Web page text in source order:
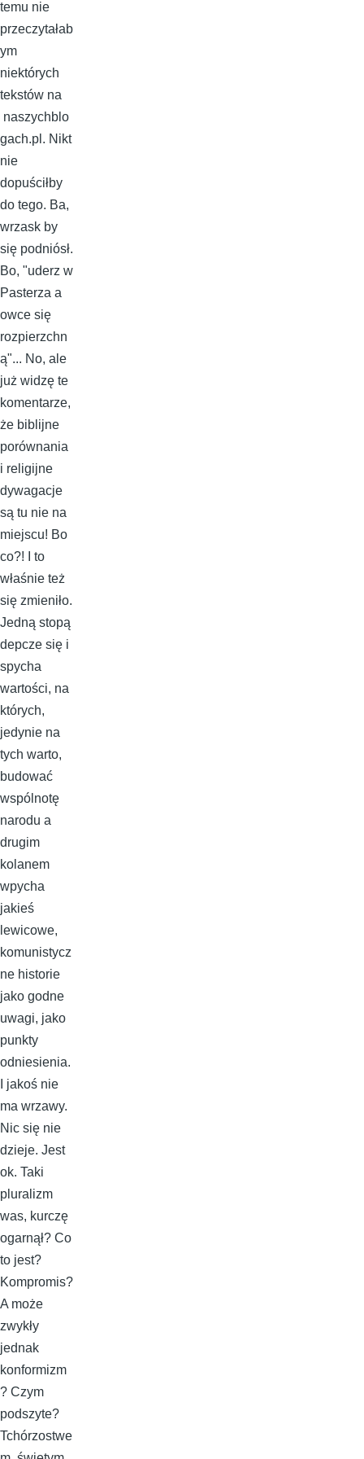
temu nie
przeczytałab
ym
niektórych
tekstów na
naszychblo
gach.pl. Nikt
nie
dopuściłby
do tego. Ba,
wrzask by
się podniósł.
Bo, "uderz w
Pasterza a
owce się
rozpierzchn
ą"... No, ale
już widzę te
komentarze,
że biblijne
porównania
i religijne
dywagacje
są tu nie na
miejscu! Bo
co?! I to
właśnie też
się zmieniło.
Jedną stopą
depcze się i
spycha
wartości, na
których,
jedynie na
tych warto,
budować
wspólnotę
narodu a
drugim
kolanem
wpycha
jakieś
lewicowe,
komunistycz
ne historie
jako godne
uwagi, jako
punkty
odniesienia.
I jakoś nie
ma wrzawy.
Nic się nie
dzieje. Jest
ok. Taki
pluralizm
was, kurczę
ogarnął? Co
to jest?
Kompromis?
A może
zwykły
jednak
konformizm
? Czym
podszyte?
Tchórzostwe